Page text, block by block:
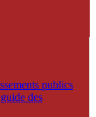
publics
des